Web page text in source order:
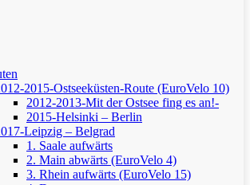
2015-Ostseeküsten-Route (EuroVelo 10)
2012-2013-Mit der Ostsee fing es an!-
2015-Helsinki – Berlin
Leipzig – Belgrad
1. Saale aufwärts
2. Main abwärts (EuroVelo 4)
3. Rhein aufwärts (EuroVelo 15)